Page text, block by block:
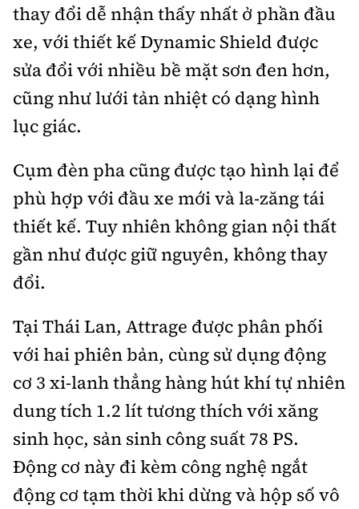
thay đổi dễ nhận thấy nhất ở phần đầu
xe, với thiết kế Dynamic Shield được
sửa đổi với nhiều bề mặt sơn đen hơn,
cũng như lưới tản nhiệt có dạng hình
lục giác.
Cụm đèn pha cũng được tạo hình lại để
phù hợp với đầu xe mới và la-zăng tái
thiết kế. Tuy nhiên không gian nội thất
gần như được giữ nguyên, không thay
đổi.
Tại Thái Lan, Attrage được phân phối
với hai phiên bản, cùng sử dụng động
cơ 3 xi-lanh thẳng hàng hút khí tự nhiên
dung tích 1.2 lít tương thích với xăng
sinh học, sản sinh công suất 78 PS.
Động cơ này đi kèm công nghệ ngắt
động cơ tạm thời khi dừng và hộp số vô